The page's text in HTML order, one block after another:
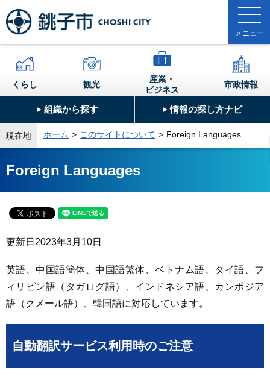
組織から探す 情報の探し方ナビ
くらし 観光
産業・
ビジネス
市政情報
現在地 ホーム このサイトについて Foreign Languages
Foreign Languages
更新日 2023年3月10日
英語、中国語簡体、中国語繁体、ベトナム語、タイ語、フ
ィリピン語（タガログ語）、インドネシア語、カンボジア
語（クメール語）、韓国語に対応しています。
自動翻訳サービス利用時のご注意